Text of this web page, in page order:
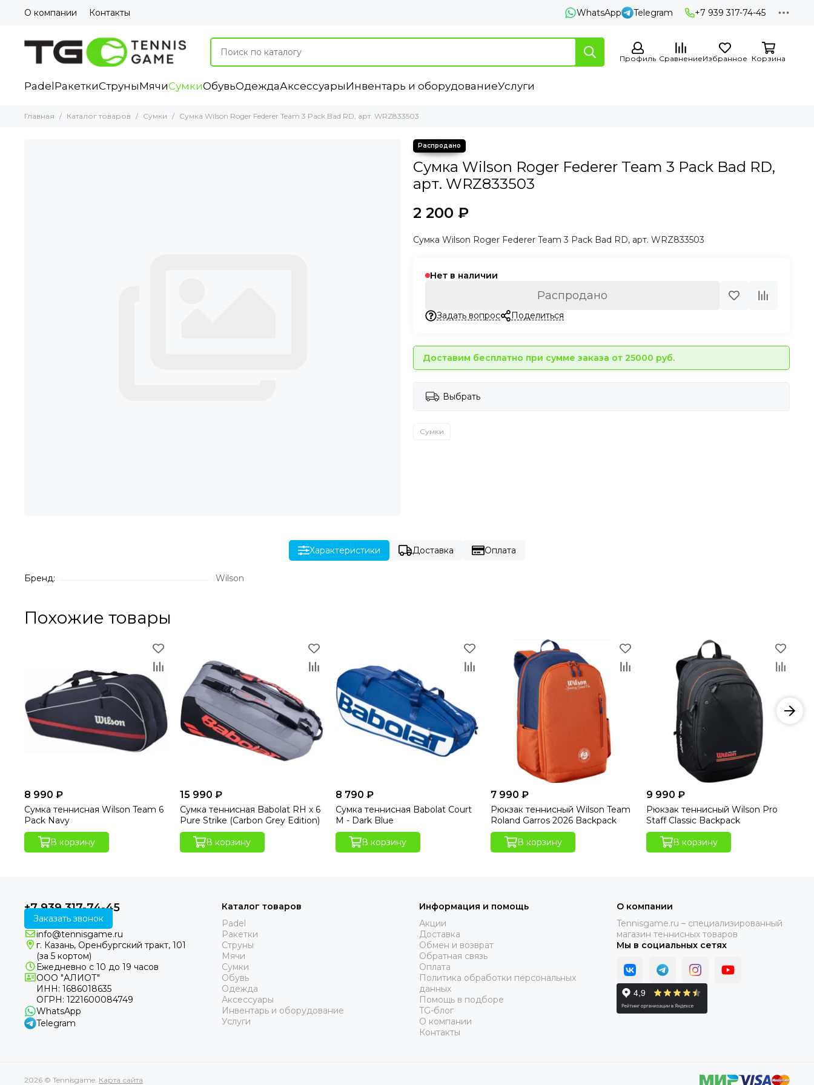
О компании Контакты WhatsApp Telegram +7 939 317-74-45
Профиль СравнениеИзбранное Корзина
Padel РакеткиСтруныМячиСумкиОбувьОдеждаАксессуарыИнвентарь и оборудованиеУслуги
Главная Каталог товаров Сумки Сумка Wilson Roger Federer Team 3 Pack Bad RD, арт. WRZ833503
Сумка Wilson Roger Federer Team 3 Pack Bad RD,
арт. WRZ833503
2 200 ₽
Сумка Wilson Roger Federer Team 3 Pack Bad RD, арт. WRZ833503
Нет в наличии
Распродано
Задать вопрос Поделиться
Доставим бесплатно при сумме заказа от 25000 руб.
Выбрать
Сумки
Характеристики Доставка Оплата
Бренд: Wilson
Похожие товары
8 990 ₽
Сумка теннисная Wilson Team 6
Pack Navy
В корзину
15 990 ₽
Сумка теннисная Babolat RH x 6
Pure Strike (Carbon Grey Edition)
В корзину
8 790 ₽
Сумка теннисная Babolat Court
M - Dark Blue
В корзину
7 990 ₽
Рюкзак теннисный Wilson Team
Roland Garros 2026 Backpack
В корзину
9 990 ₽
Рюкзак теннисный Wilson Pro
Staff Classic Backpack
В корзину
+7 939 317-74-45
Заказать звонок
info@tennisgame.ru
г. Казань, Оренбургский тракт, 101
(за 5 кортом)
Ежедневно с 10 до 19 часов
ООО "АЛИОТ"
ИНН: 1686018635
ОГРН: 1221600084749
WhatsApp
Telegram
Каталог товаров
Padel
Ракетки
Струны
Мячи
Сумки
Обувь
Одежда
Аксессуары
Инвентарь и оборудование
Услуги
Информация и помощь
Акции
Доставка
Обмен и возврат
Обратная связь
Оплата
Политика обработки персональных
данных
Помощь в подборе
TG-блог
О компании
Контакты
О компании
Tennisgame.ru – специализированный
магазин теннисных товаров
Мы в социальных сетях
2026 © Tennisgame. Карта сайта